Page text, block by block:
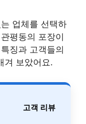
업체를 선택하
평동의 포장이
징과 고객들의
겨 보았어요.
고객 리뷰